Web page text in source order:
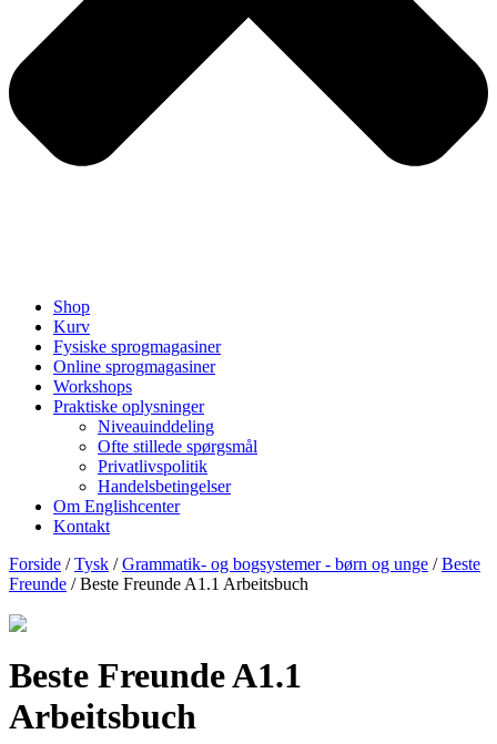
Shop
Kurv
Fysiske sprogmagasiner
Online sprogmagasiner
Workshops
Praktiske oplysninger
Niveauinddeling
Ofte stillede spørgsmål
Privatlivspolitik
Handelsbetingelser
Om Englishcenter
Kontakt
Forside /Tysk /Grammatik- og bogsystemer - børn og unge /Beste
Freunde / Beste Freunde A1.1 Arbeitsbuch
Beste Freunde A1.1
Arbeitsbuch